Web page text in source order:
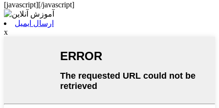
[javascript][/javascript]
ارسال ایمیل
x